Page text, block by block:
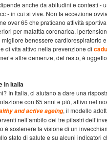
anche da abitudini e contesti -
- in cui si vive. Non fa eccezione
over 65 che praticano attività
per malattia coronarica,
benessere cardiorespiratorio
di vita attivo nella prevenzione di
e altre demenze, del resto, è
in Italia
In Italia, ci aiutano a dare una
con 65 anni e più, attivo nel
and active ageing, il modello
nell’ambito dei tre pilastri
è sostenere la visione di un
stato di salute e su alcuni indicatori